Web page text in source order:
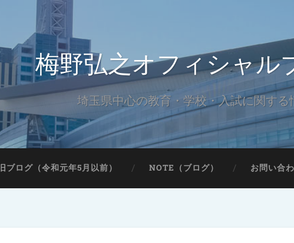
梅野弘之オフィシャル
埼玉県中心の教育・学校・入試に関する
旧ブログ（令和元年5月以前） NOTE（ブログ） お問い合